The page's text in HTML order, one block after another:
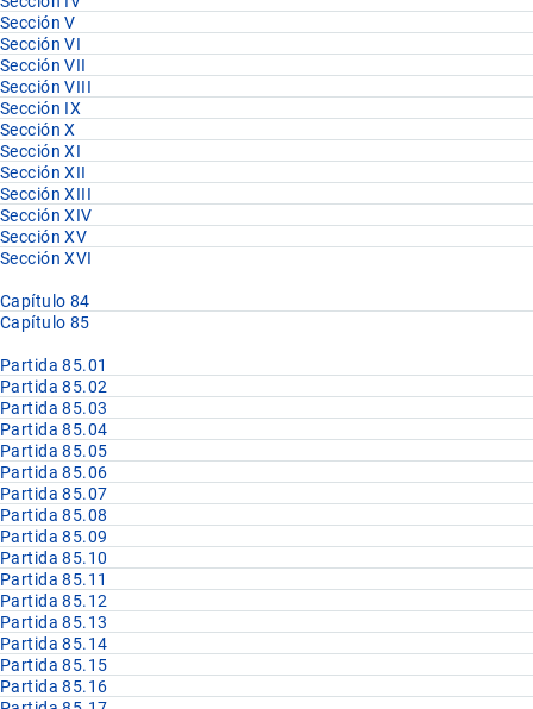
Sección V
Sección VI
Sección VII
Sección VIII
Sección IX
Sección X
Sección XI
Sección XII
Sección XIII
Sección XIV
Sección XV
Sección XVI
Capítulo 84
Capítulo 85
Partida 85.01
Partida 85.02
Partida 85.03
Partida 85.04
Partida 85.05
Partida 85.06
Partida 85.07
Partida 85.08
Partida 85.09
Partida 85.10
Partida 85.11
Partida 85.12
Partida 85.13
Partida 85.14
Partida 85.15
Partida 85.16